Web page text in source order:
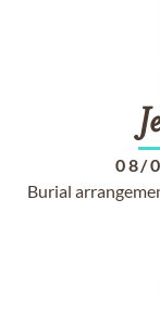
08/
Burial